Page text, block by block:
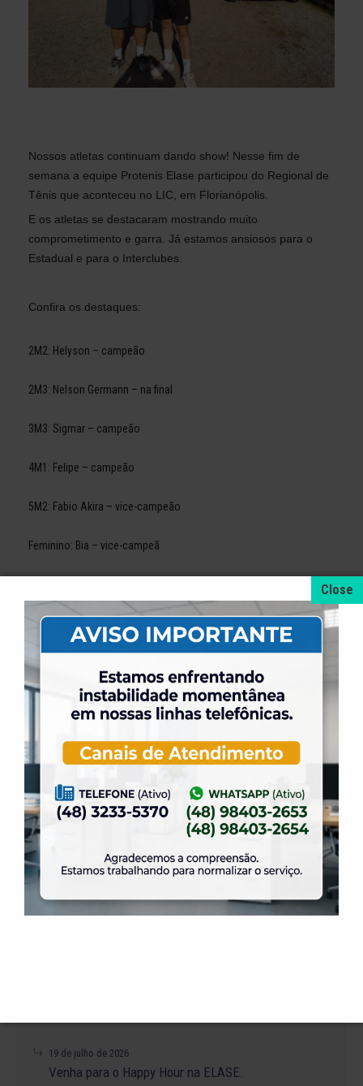
Nossos atletas continuam dando show! Nesse fim de
semana a equipe Protenis Elase participou do Regional de
Tênis que aconteceu no LIC, em Florianópolis.
E os atletas se destacaram mostrando muito
comprometimento e garra. Já estamos ansiosos para o
Estadual e para o Interclubes.
Confira os destaques:
2M2: Helyson – campeão
2M3: Nelson Germann – na final
3M3: Sigmar – campeão
4M1: Felipe – campeão
5M2: Fabio Akira – vice-campeão
Feminino: Bia – vice-campeã
+ NOTÍCIAS
4 de agosto de 2026
A promoção da taxa de adesão foi prorrogada
até dia 31 de Agosto.
Dia dos Pais é na ELASE, venha se divertir com
31 de julho de 2026
Venha para a Feijoada na ELASE.
Alteração no Regimento do Campo de Futebol
19 de julho de 2026
Venha para o Happy Hour na ELASE.